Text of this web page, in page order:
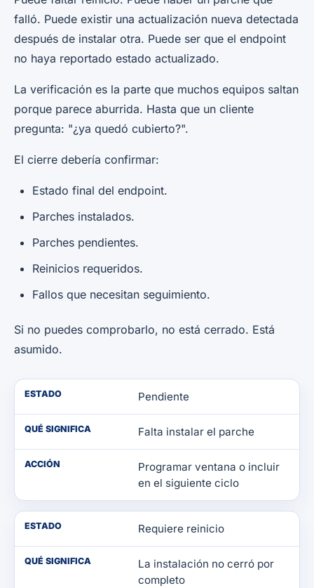
falló. Puede existir una actualización nueva detectada
después de instalar otra. Puede ser que el endpoint
no haya reportado estado actualizado.
La verificación es la parte que muchos equipos saltan
porque parece aburrida. Hasta que un cliente
pregunta: "¿ya quedó cubierto?".
El cierre debería confirmar:
Estado final del endpoint.
Parches instalados.
Parches pendientes.
Reinicios requeridos.
Fallos que necesitan seguimiento.
Si no puedes comprobarlo, no está cerrado. Está
asumido.
ESTADO Pendiente
QUÉ SIGNIFICA Falta instalar el parche
ACCIÓN
Programar ventana o incluir
en el siguiente ciclo
ESTADO Requiere reinicio
QUÉ SIGNIFICA
La instalación no cerró por
completo